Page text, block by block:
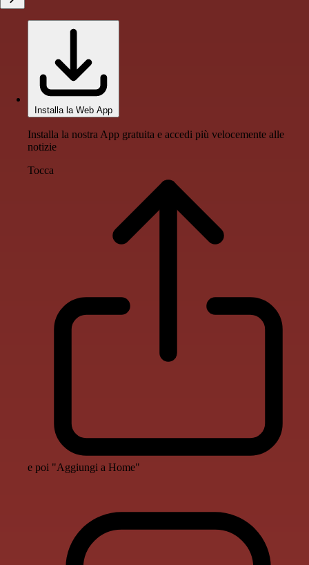
Installa la Web App
Installa la nostra App gratuita e accedi più velocemente alle
notizie
Tocca
e poi "Aggiungi a Home"